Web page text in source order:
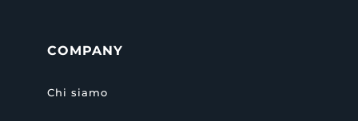
COMPANY
Chi siamo